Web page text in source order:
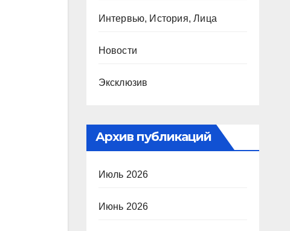
Интервью, История, Лица
Новости
Эксклюзив
Архив публикаций
Июль 2026
Июнь 2026